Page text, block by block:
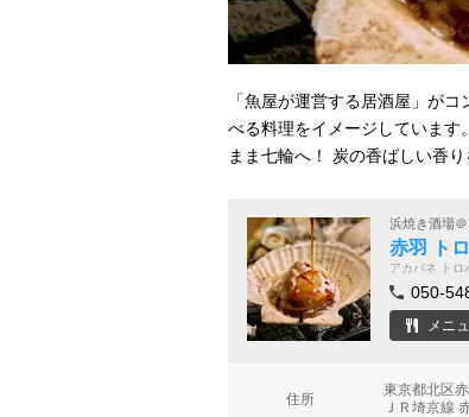
「魚屋が運営する居酒屋」が
べる料理をイメージしていま
まま七輪へ！ 炭の香ばしい香
浜焼き酒場
赤羽 ト
アカバネ トロ
050-
メニ
住所
東京都北区
ＪＲ埼京線